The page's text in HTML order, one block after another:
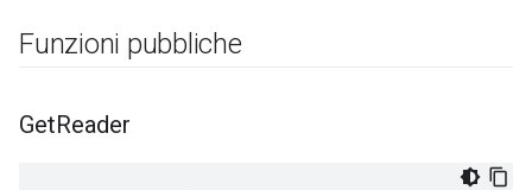
Funzioni pubbliche
GetReader